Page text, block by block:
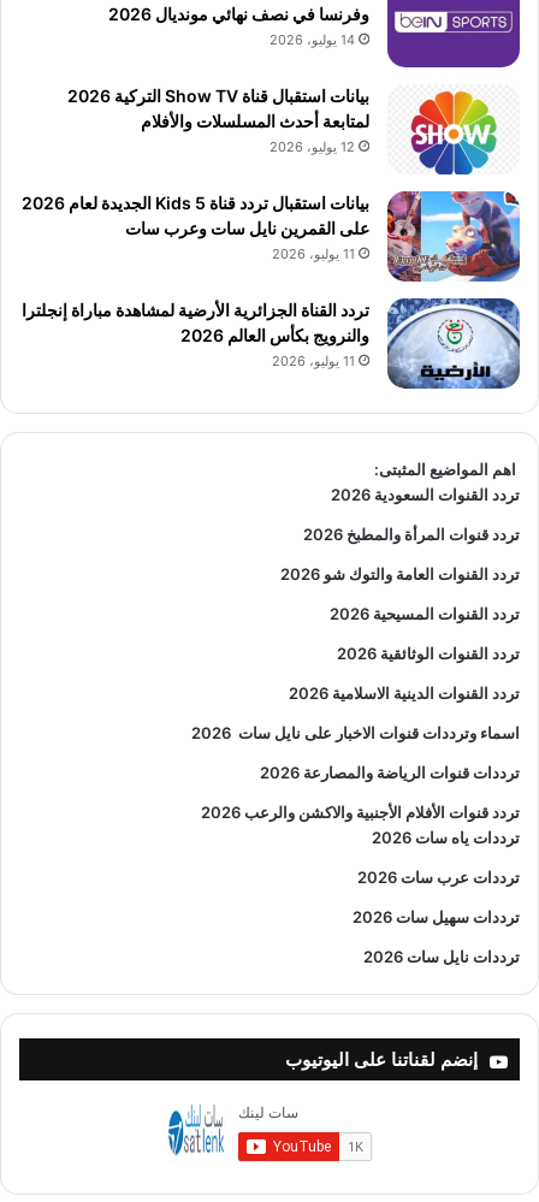
وفرنسا في نصف نهائي مونديال 2026
14 يوليو، 2026
بيانات استقبال قناة Show TV التركية 2026
لمتابعة أحدث المسلسلات والأفلام
12 يوليو، 2026
بيانات استقبال تردد قناة 5 Kids الجديدة لعام 2026
على القمرين نايل سات وعرب سات
11 يوليو، 2026
تردد القناة الجزائرية الأرضية لمشاهدة مباراة إنجلترا
والنرويج بكأس العالم 2026
11 يوليو، 2026
اهم المواضيع المثبتى:
تردد القنوات السعودية 2026
تردد قنوات المرأة والمطبخ 2026
تردد القنوات العامة والتوك شو 2026
تردد القنوات المسيحية 2026
تردد القنوات الوثائقية 2026
تردد القنوات الدينية الاسلامية 2026
اسماء وترددات قنوات الاخبار على نايل سات 2026
ترددات قنوات الرياضة والمصارعة 2026
تردد قنوات الأفلام الأجنبية والاكشن والرعب2026
ترددات ياه سات 2026
ترددات عرب سات 2026
ترددات سهيل سات 2026
ترددات نايل سات 2026
إنضم لقناتنا على اليوتيوب